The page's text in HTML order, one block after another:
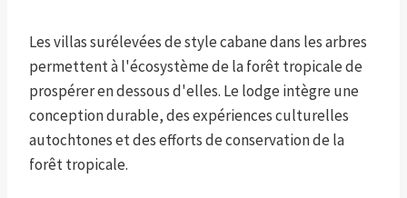
Les villas surélevées de style cabane dans les arbres
permettent à l'écosystème de la forêt tropicale de
prospérer en dessous d'elles. Le lodge intègre une
conception durable, des expériences culturelles
autochtones et des efforts de conservation de la
forêt tropicale.